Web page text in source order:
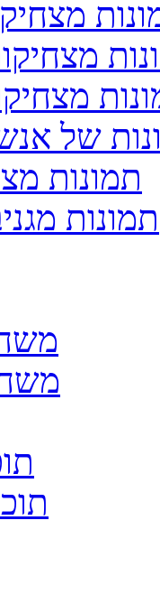
של
תמונות
תמונות